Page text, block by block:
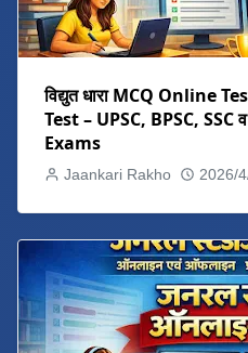
विद्युत धारा MCQ Online
Test – UPSC, BPSC,
Exams
Jaankari Rakho 2026/